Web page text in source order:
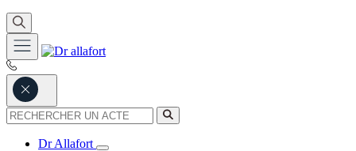
Dr Allafort